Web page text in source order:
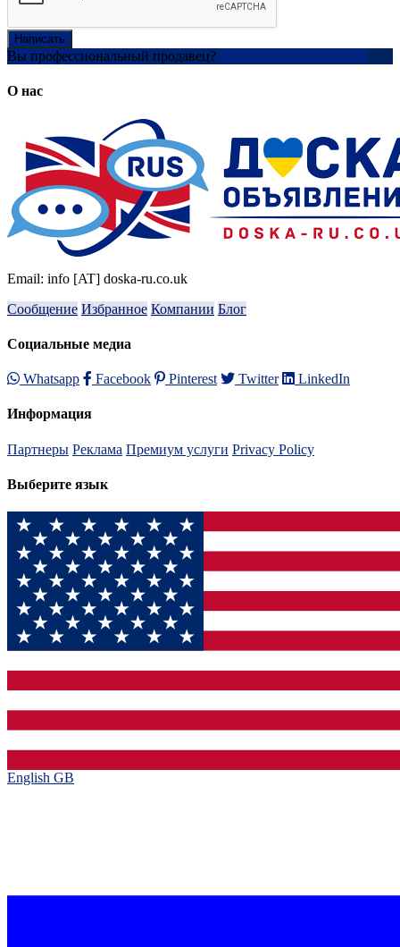
Написать
Вы профессиональный продавец?
О нас
Email: info [AT] doska-ru.co.uk
Сообщение Избранное Компании Блог
Социальные медиа
Whatsapp Facebook Pinterest Twitter LinkedIn
Информация
Партнеры Реклама Премиум услуги Privacy Policy
Выберите язык
English GB‎